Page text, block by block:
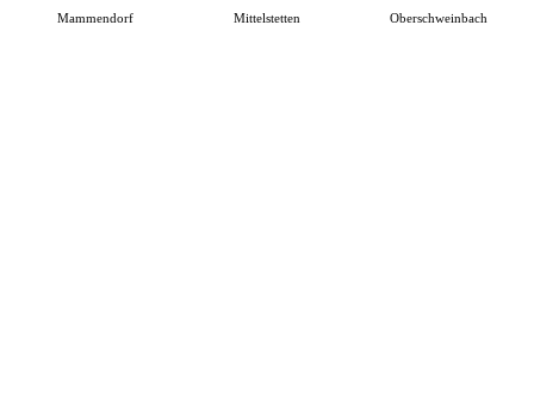
Mammendorf Mittelstetten Oberschweinbach